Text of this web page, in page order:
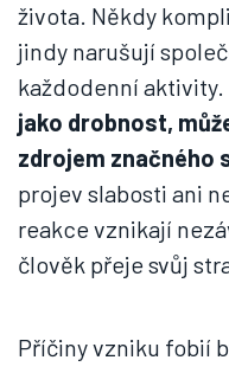
života. Někdy
jindy narušují
každodenní aktivity.
jako drobnost,
zdrojem značného
projev slabosti ani
reakce vznikají
člověk přeje svůj
Příčiny vzniku fobií